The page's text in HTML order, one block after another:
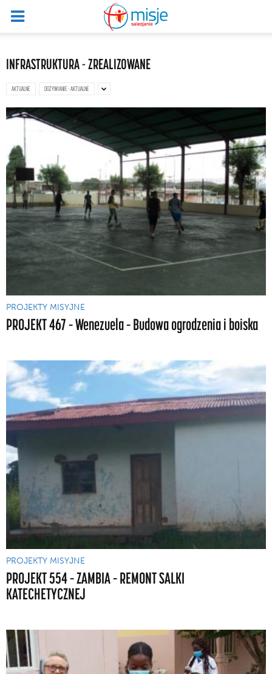
INFRASTRUKTURA - ZREALIZOWANE
AKTUALNE DOŻYWIANIE - AKTUALNE
PROJEKTY MISYJNE
PROJEKT 467 – Wenezuela – Budowa ogrodzenia i boiska
PROJEKTY MISYJNE
PROJEKT 554 – ZAMBIA – REMONT SALKI
KATECHETYCZNEJ